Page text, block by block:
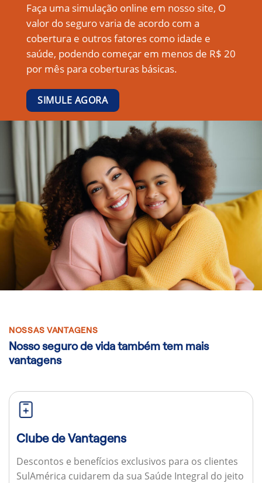
Faça uma simulação online em nosso site, O
valor do seguro varia de acordo com a
cobertura e outros fatores como idade e
saúde, podendo começar em menos de R$ 20
por mês para coberturas básicas.
SIMULE AGORA
NOSSAS VANTAGENS
Nosso seguro de vida também tem mais
vantagens
Clube de Vantagens
Descontos e benefícios exclusivos para os clientes
SulAmérica cuidarem da sua Saúde Integral do jeito